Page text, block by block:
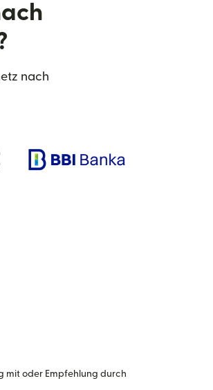
nach
mit oder Empfehlung durch